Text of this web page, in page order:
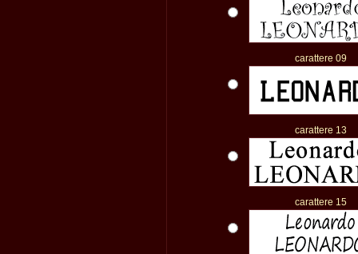
carattere 09
carattere 13
carattere 15